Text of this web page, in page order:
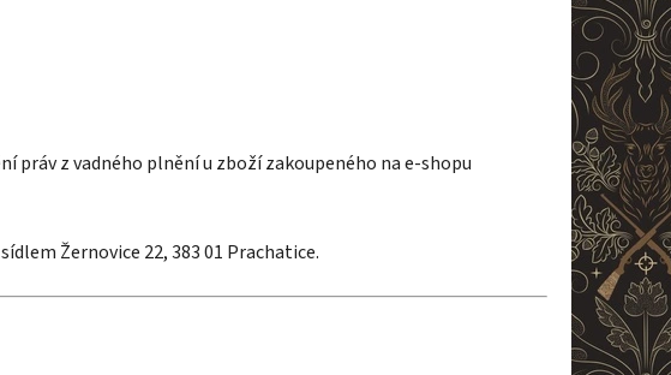
práv z vadného plnění u zboží zakoupeného na e-shopu
sídlem Žernovice 22, 383 01 Prachatice.